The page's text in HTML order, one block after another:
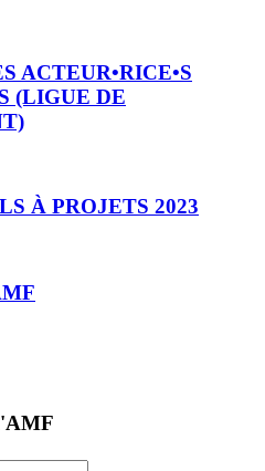
ACTEUR•RICE•S
(LIGUE DE
À PROJETS 2023